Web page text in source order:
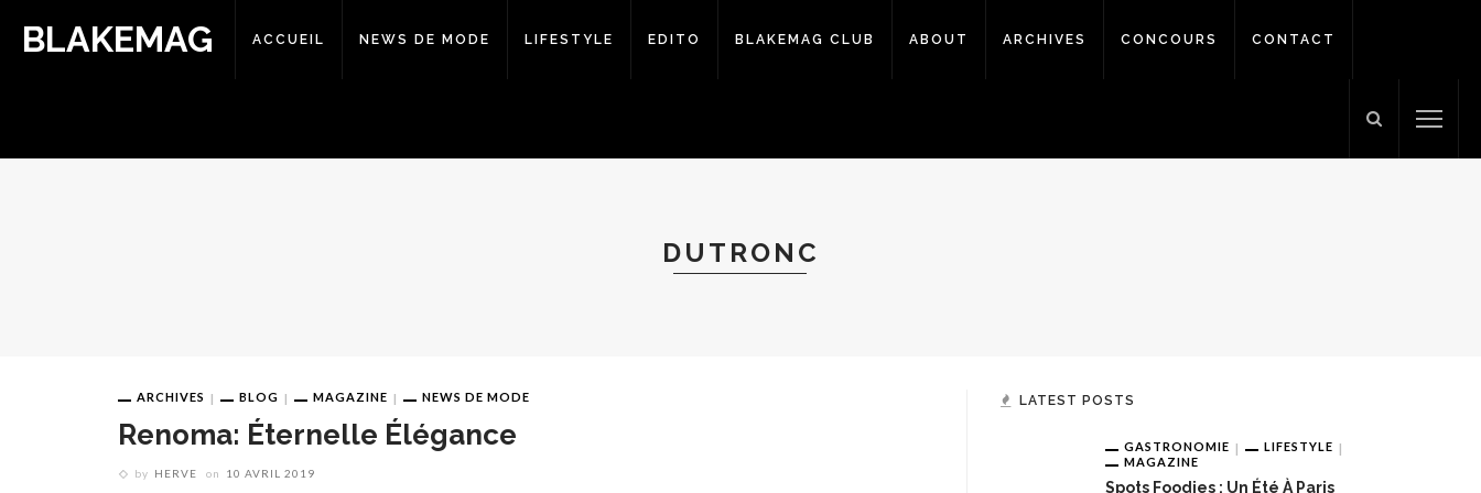
BLAKEMAG ACCUEIL NEWS DE MODE LIFESTYLE EDITO BLAKEMAG CLUB ABOUT ARCHIVES CONCOURS CONTACT
DUTRONC
ARCHIVES BLOG MAGAZINE NEWS DE MODE
Renoma: Éternelle Élégance
by HERVE on 10 AVRIL 2019
LATEST POSTS
GASTRONOMIE
LIFESTYLE
MAGAZINE
Spots Foodies : Un Été À Paris